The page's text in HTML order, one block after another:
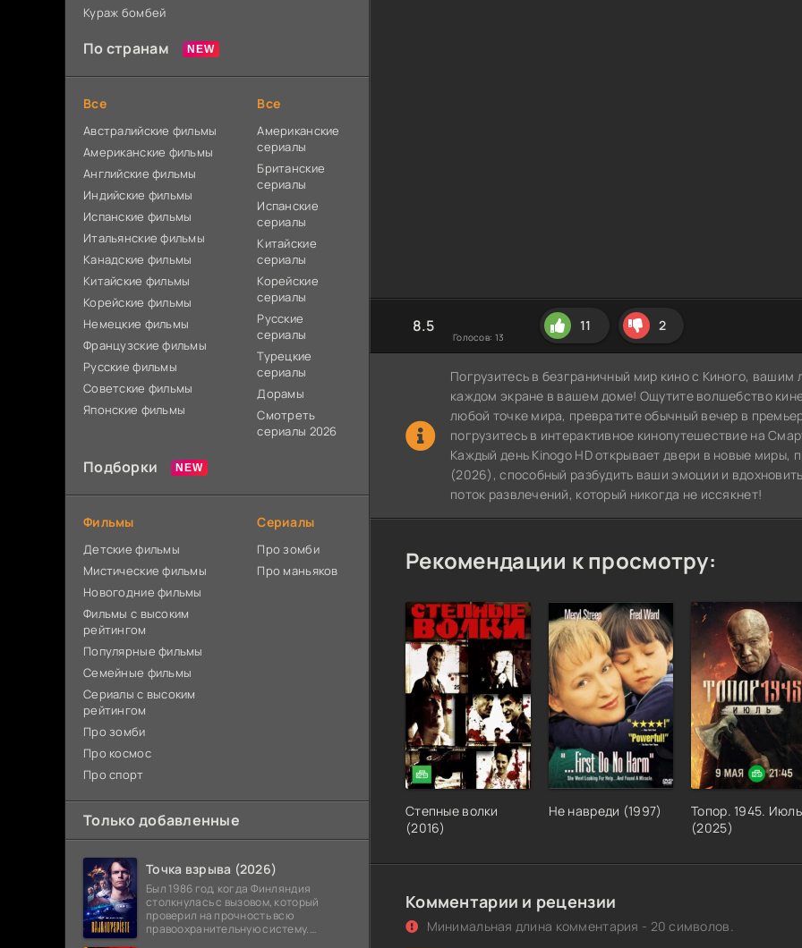
8.5
Голосов: 13
11 2
Погрузитесь в безграничный мир кино с Киного,
каждом экране в вашем доме! Ощутите волшебство
любой точке мира, превратите обычный вечер в
погрузитесь в интерактивное кинопутешествие на
Каждый день Kinogo HD открывает двери в новые
(2026), способный разбудить ваши эмоции и
поток развлечений, который никогда не иссякнет!
Рекомендации к просмотру:
Степные волки
(2016)
Не навреди (1997)
Топор. 1945. Июль
(2025)
Комментарии и рецензии
Минимальная длина комментария - 20 символов.
Кураж бомбей
По странам
Все
Австралийские фильмы
Американские фильмы
Английские фильмы
Индийские фильмы
Испанские фильмы
Итальянские фильмы
Канадские фильмы
Китайские фильмы
Корейские фильмы
Немецкие фильмы
Французские фильмы
Русские фильмы
Советские фильмы
Японские фильмы
Все
Американские
сериалы
Британские
сериалы
Испанские
сериалы
Китайские
сериалы
Корейские
сериалы
Русские
сериалы
Турецкие
сериалы
Дорамы
Смотреть
сериалы 2026
Подборки
Фильмы
Детские фильмы
Мистические фильмы
Новогодние фильмы
Фильмы с высоким
рейтингом
Популярные фильмы
Семейные фильмы
Сериалы с высоким
рейтингом
Про зомби
Про космос
Про спорт
Сериалы
Про зомби
Про маньяков
Только добавленные
Точка взрыва (2026)
Был 1986 год, когда Финляндия
столкнулась с вызовом, который
проверил на прочность всю
правоохранительную систему.